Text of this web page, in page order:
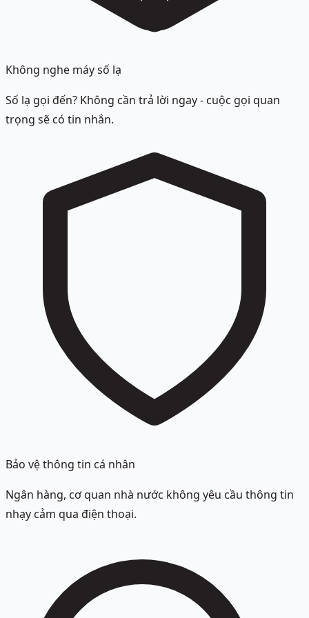
Không nghe máy số lạ
Số lạ gọi đến? Không cần trả lời ngay - cuộc gọi quan
trọng sẽ có tin nhắn.
Bảo vệ thông tin cá nhân
Ngân hàng, cơ quan nhà nước không yêu cầu thông tin
nhạy cảm qua điện thoại.